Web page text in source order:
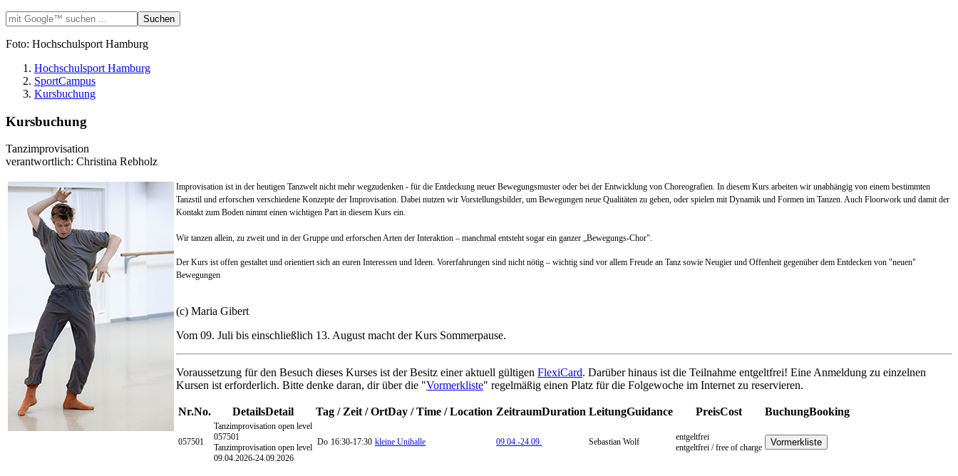
Foto: Hochschulsport Hamburg
Hochschulsport Hamburg
SportCampus
Kursbuchung
Kursbuchung
Tanzimprovisation
verantwortlich: Christina Rebholz
Improvisation ist in der heutigen Tanzwelt nicht mehr wegzudenken - für die Entdeckung neuer Bewegungsmuster oder bei der Entwicklung von Choreografien. In diesem Kurs arbeiten wir unabhängig von einem bestimmten
Tanzstil und erforschen verschiedene Konzepte der Improvisation. Dabei nutzen wir Vorstellungsbilder, um Bewegungen neue Qualitäten zu geben, oder spielen mit Dynamik und Formen im Tanzen. Auch Floorwork und damit der
Kontakt zum Boden nimmt einen wichtigen Part in diesem Kurs ein.
Wir tanzen allein, zu zweit und in der Gruppe und erforschen Arten der Interaktion – manchmal entsteht sogar ein ganzer „Bewegungs-Chor".
Der Kurs ist offen gestaltet und orientiert sich an euren Interessen und Ideen. Vorerfahrungen sind nicht nötig – wichtig sind vor allem Freude an Tanz sowie Neugier und Offenheit gegenüber dem Entdecken von "neuen"
Bewegungen
(c) Maria Gibert
Vom 09. Juli bis einschließlich 13. August macht der Kurs Sommerpause.
Voraussetzung für den Besuch dieses Kurses ist der Besitz einer aktuell gültigen FlexiCard. Darüber hinaus ist die Teilnahme entgeltfrei! Eine Anmeldung zu einzelnen
Kursen ist erforderlich. Bitte denke daran, dir über die "Vormerkliste" regelmäßig einen Platz für die Folgewoche im Internet zu reservieren.
Nr.No. DetailsDetail Tag / Zeit / OrtDay / Time / Location ZeitraumDuration LeitungGuidance PreisCost BuchungBooking
057501
Tanzimprovisation open level
057501
Tanzimprovisation open level
09.04.2026-24.09.2026
Do 16:30-17:30 kleine Unihalle 09.04.-24.09. Sebastian Wolf
entgeltfrei
entgeltfrei / free of charge